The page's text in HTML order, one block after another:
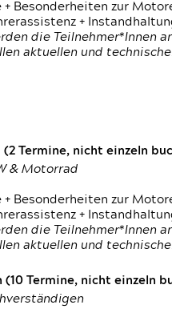
+ Besonderheiten zur
+
die
aktuellen und
Termine, nicht einzeln
& Motorrad
+ Besonderheiten zur
+
die
aktuellen und
Termine, nicht einzeln